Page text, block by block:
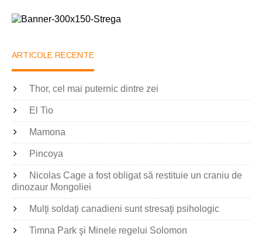
ARTICOLE RECENTE
Thor, cel mai puternic dintre zei
El Tio
Mamona
Pincoya
Nicolas Cage a fost obligat să restituie un craniu de
dinozaur Mongoliei
Mulţi soldaţi canadieni sunt stresaţi psihologic
Timna Park şi Minele regelui Solomon